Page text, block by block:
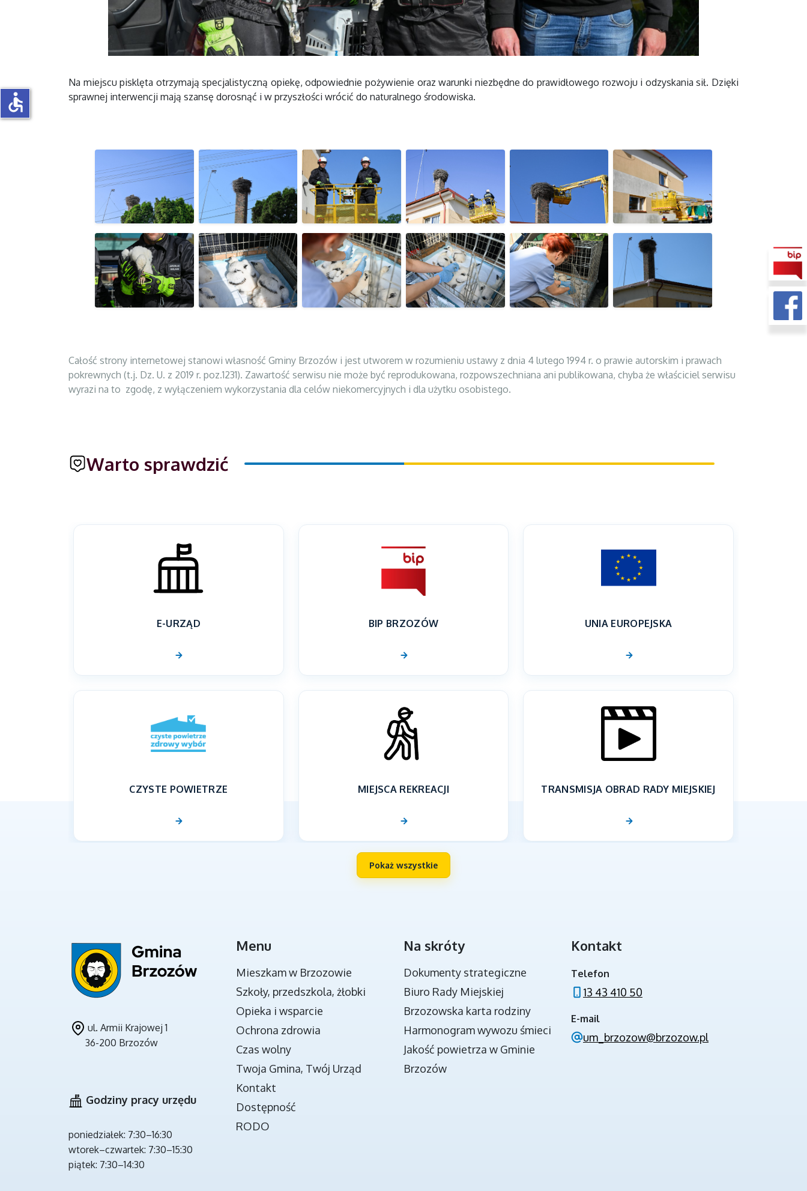
Na miejscu pisklęta otrzymają specjalistyczną opiekę, odpowiednie pożywienie oraz warunki niezbędne do prawidłowego rozwoju i odzyskania sił. Dzięki
sprawnej interwencji mają szansę dorosnąć i w przyszłości wrócić do naturalnego środowiska.
Całość strony internetowej stanowi własność Gminy Brzozów i jest utworem w rozumieniu ustawy z dnia 4 lutego 1994 r. o prawie autorskim i prawach
pokrewnych (t.j. Dz. U. z 2019 r. poz.1231). Zawartość serwisu nie może być reprodukowana, rozpowszechniana ani publikowana, chyba że właściciel serwisu
wyrazi na to zgodę, z wyłączeniem wykorzystania dla celów niekomercyjnych i dla użytku osobistego.
Warto sprawdzić
E-URZĄD BIP BRZOZÓW UNIA EUROPEJSKA
CZYSTE POWIETRZE MIEJSCA REKREACJI TRANSMISJA OBRAD RADY MIEJSKIEJ
DOKUMENTY STRATEGICZNE
NOWA JAKOŚĆ KSZTAŁCENIA W GMINIE
BRZOZÓW - PROJEKT
INWESTYCJE ZE ŚRODKÓW BUDŻETU
PROGRAMY REALIZOWANE ZE
ŚRODKÓW BUDŻETU PAŃSTWA
Pokaż wszystkie
ul. Armii Krajowej 1
36-200 Brzozów
Godziny pracy urzędu
poniedziałek: 7:30–16:30
wtorek–czwartek: 7:30–15:30
piątek: 7:30–14:30
Menu
Mieszkam w Brzozowie
Szkoły, przedszkola, żłobki
Opieka i wsparcie
Ochrona zdrowia
Czas wolny
Twoja Gmina, Twój Urząd
Kontakt
Dostępność
RODO
Na skróty
Dokumenty strategiczne
Biuro Rady Miejskiej
Brzozowska karta rodziny
Harmonogram wywozu śmieci
Jakość powietrza w Gminie
Brzozów
Kontakt
Telefon
13 43 410 50
E-mail
um_brzozow@brzozow.pl
accessible